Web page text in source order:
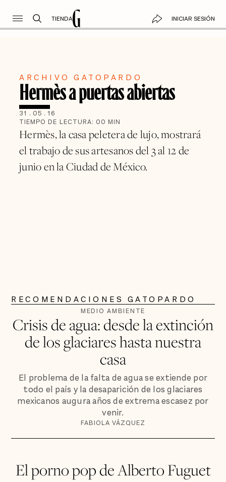
TIENDA INICIAR SESIÓN
ARCHIVO GATOPARDO
Hermès a puertas abiertas
31 . 05 . 16
TIEMPO DE LECTURA: 00 MIN
Hermès, la casa peletera de lujo, mostrará
el trabajo de sus artesanos del 3 al 12 de
junio en la Ciudad de México.
RECOMENDACIONES GATOPARDO
MEDIO AMBIENTE
Crisis de agua: desde la extinción
de los glaciares hasta nuestra
casa
El problema de la falta de agua se extiende por
todo el país y la desaparición de los glaciares
mexicanos augura años de extrema escasez por
venir.
FABIOLA VÁZQUEZ
El porno pop de Alberto Fuguet